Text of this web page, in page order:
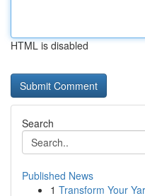
HTML is disabled
Search
Published News
1 Transform Your